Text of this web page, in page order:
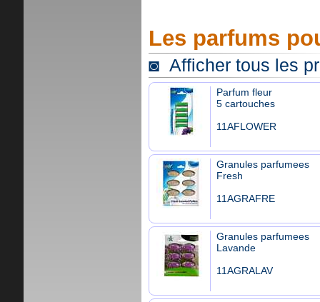
Les parfums
◙ Afficher tous les
Parfum fleur
5 cartouches
11AFLOWER
Granules parfumees
Fresh
11AGRAFRE
Granules parfumees
Lavande
11AGRALAV